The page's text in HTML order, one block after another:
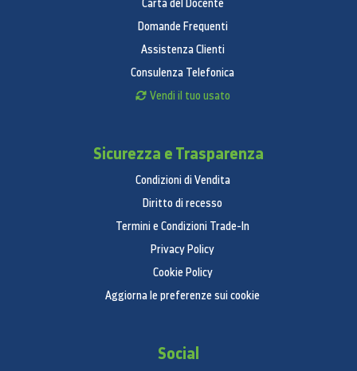
Carta del Docente
Domande Frequenti
Assistenza Clienti
Consulenza Telefonica
Vendi il tuo usato
Sicurezza e Trasparenza
Condizioni di Vendita
Diritto di recesso
Termini e Condizioni Trade-In
Privacy Policy
Cookie Policy
Aggiorna le preferenze sui cookie
Social